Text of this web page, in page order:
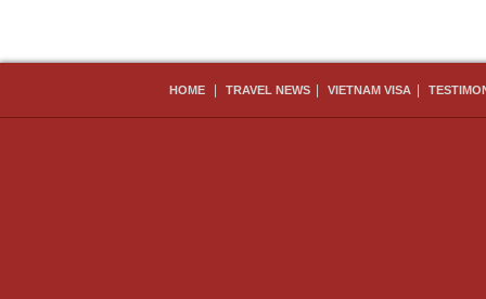
HOME TRAVEL NEWS VIETNAM VISA